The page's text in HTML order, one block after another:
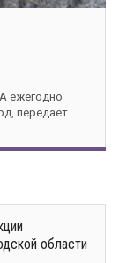
ежегодно
передает
области